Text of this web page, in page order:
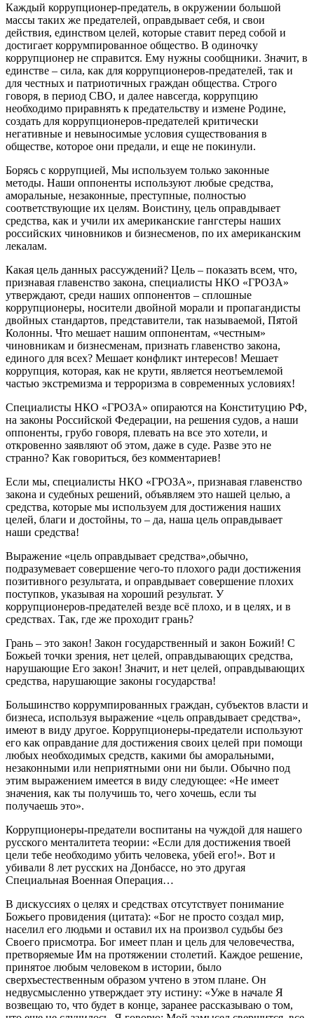
Каждый коррупционер-предатель, в окружении большой
массы таких же предателей, оправдывает себя, и свои
действия, единством целей, которые ставит перед собой и
достигает коррумпированное общество. В одиночку
коррупционер не справится. Ему нужны сообщники. Значит, в
единстве – сила, как для коррупционеров-предателей, так и
для честных и патриотичных граждан общества. Строго
говоря, в период СВО, и далее навсегда, коррупцию
необходимо приравнять к предательству и измене Родине,
создать для коррупционеров-предателей критически
негативные и невыносимые условия существования в
обществе, которое они предали, и еще не покинули.
Борясь с коррупцией, Мы используем только законные
методы. Наши оппоненты используют любые средства,
аморальные, незаконные, преступные, полностью
соответствующие их целям. Воистину, цель оправдывает
средства, как и учили их американские гангстеры наших
российских чиновников и бизнесменов, по их американским
лекалам.
Какая цель данных рассуждений? Цель – показать всем, что,
признавая главенство закона, специалисты НКО «ГРОЗА»
утверждают, среди наших оппонентов – сплошные
коррупционеры, носители двойной морали и пропагандисты
двойных стандартов, представители, так называемой, Пятой
Колонны. Что мешает нашим оппонентам, «честным»
чиновникам и бизнесменам, признать главенство закона,
единого для всех? Мешает конфликт интересов! Мешает
коррупция, которая, как не крути, является неотъемлемой
частью экстремизма и терроризма в современных условиях!
Специалисты НКО «ГРОЗА» опираются на Конституцию РФ,
на законы Российской Федерации, на решения судов, а наши
оппоненты, грубо говоря, плевать на все это хотели, и
откровенно заявляют об этом, даже в суде. Разве это не
странно? Как говориться, без комментариев!
Если мы, специалисты НКО «ГРОЗА», признавая главенство
закона и судебных решений, объявляем это нашей целью, а
средства, которые мы используем для достижения наших
целей, благи и достойны, то – да, наша цель оправдывает
наши средства!
Выражение «цель оправдывает средства»,обычно,
подразумевает совершение чего-то плохого ради достижения
позитивного результата, и оправдывает совершение плохих
поступков, указывая на хороший результат. У
коррупционеров-предателей везде всё плохо, и в целях, и в
средствах. Так, где же проходит грань?
Грань – это закон! Закон государственный и закон Божий! С
Божьей точки зрения, нет целей, оправдывающих средства,
нарушающие Его закон! Значит, и нет целей, оправдывающих
средства, нарушающие законы государства!
Большинство коррумпированных граждан, субъектов власти и
бизнеса, используя выражение «цель оправдывает средства»,
имеют в виду другое. Коррупционеры-предатели используют
его как оправдание для достижения своих целей при помощи
любых необходимых средств, какими бы аморальными,
незаконными или неприятными они ни были. Обычно под
этим выражением имеется в виду следующее: «Не имеет
значения, как ты получишь то, чего хочешь, если ты
получаешь это».
Коррупционеры-предатели воспитаны на чуждой для нашего
русского менталитета теории: «Если для достижения твоей
цели тебе необходимо убить человека, убей его!». Вот и
убивали 8 лет русских на Донбассе, но это другая
Специальная Военная Операция…
В дискуссиях о целях и средствах отсутствует понимание
Божьего провидения (цитата): «Бог не просто создал мир,
населил его людьми и оставил их на произвол судьбы без
Своего присмотра. Бог имеет план и цель для человечества,
претворяемые Им на протяжении столетий. Каждое решение,
принятое любым человеком в истории, было
сверхъестественным образом учтено в этом плане. Он
недвусмысленно утверждает эту истину: «Уже в начале Я
возвещаю то, что будет в конце, заранее рассказываю о том,